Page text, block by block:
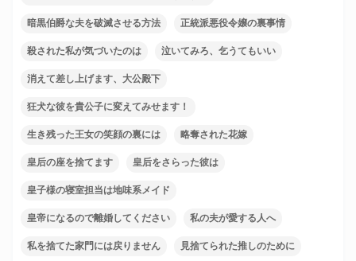
暗黒伯爵な夫を破滅させる方法 正統派悪役令嬢の裏事情
殺された私が気づいたのは 泣いてみろ、乞うてもいい
消えて差し上げます、大公殿下
狂犬な彼を貴公子に変えてみせます！
生き残った王女の笑顔の裏には 略奪された花嫁
皇后の座を捨てます 皇后をさらった彼は
皇子様の寝室担当は地味系メイド
皇帝になるので離婚してください 私の夫が愛する人へ
私を捨てた家門には戻りません 見捨てられた推しのために